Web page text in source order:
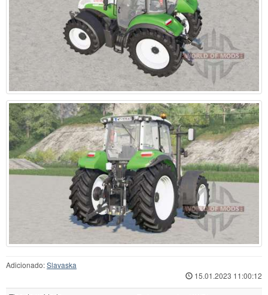
Adicionado:Slavaska
15.01.2023 11:00:12